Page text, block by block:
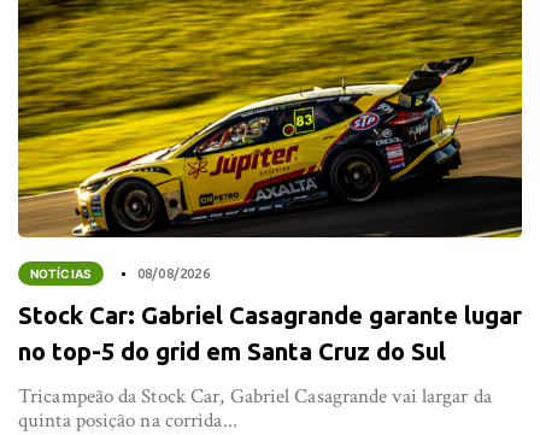
NOTÍCIAS 08/08/2026
Stock Car: Gabriel Casagrande garante lugar
no top-5 do grid em Santa Cruz do Sul
Tricampeão da Stock Car, Gabriel Casagrande vai largar da
quinta posição na corrida...